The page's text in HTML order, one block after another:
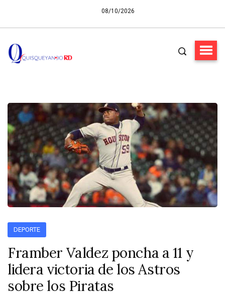
08/10/2026
DEPORTE
Framber Valdez poncha a 11 y
lidera victoria de los Astros
sobre los Piratas